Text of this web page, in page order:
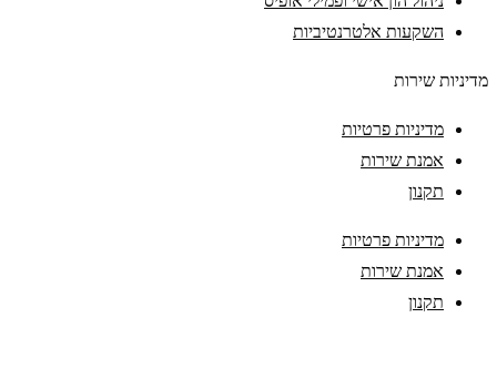
השקעות אלטרנטיביות
מדיניות שירות
מדיניות פרטיות
אמנת שירות
תקנון
מדיניות פרטיות
אמנת שירות
תקנון